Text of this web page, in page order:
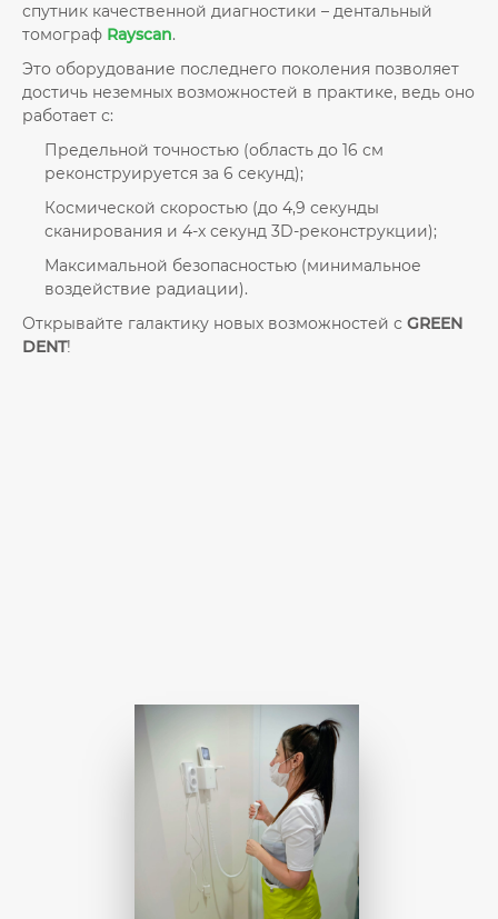
спутник качественной диагностики – дентальный
томограф Rayscan.
Это оборудование последнего поколения позволяет
достичь неземных возможностей в практике, ведь оно
работает с:
Предельной точностью (область до 16 см
реконструируется за 6 секунд);
Космической скоростью (до 4,9 секунды
сканирования и 4-х секунд 3D-реконструкции);
Максимальной безопасностью (минимальное
воздействие радиации).
Открывайте галактику новых возможностей с GREEN
DENT!